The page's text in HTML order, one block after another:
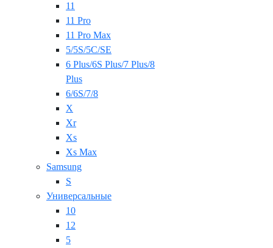
11
11 Pro
11 Pro Max
5/5S/5C/SE
6 Plus/6S Plus/7 Plus/8
Plus
6/6S/7/8
X
Xr
Xs
Xs Max
Samsung
S
Универсальные
10
12
5